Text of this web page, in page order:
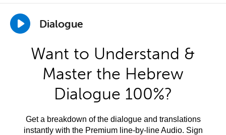
Dialogue
Want to Understand &
Master the Hebrew
Dialogue 100%?
Get a breakdown of the dialogue and translations
instantly with the Premium line-by-line Audio. Sign